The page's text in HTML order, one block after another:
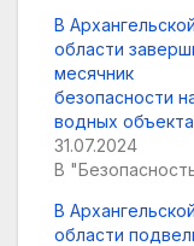
В Архангельской
области
месячник
безопасности
водных
31.07.2024
В
В Архангельской
области